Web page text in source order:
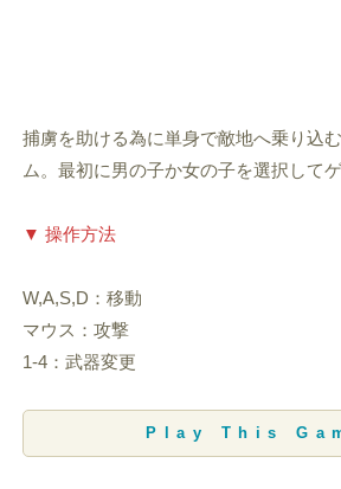
捕虜を助ける為に単身で敵地へ乗り込
ム。最初に男の子か女の子を選択して
▼ 操作方法
W,A,S,D：移動
マウス：攻撃
1-4：武器変更
Play This